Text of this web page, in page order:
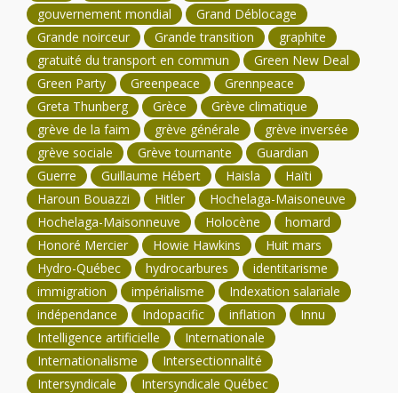
gouvernement mondial
Grand Déblocage
Grande noirceur
Grande transition
graphite
gratuité du transport en commun
Green New Deal
Green Party
Greenpeace
Grennpeace
Greta Thunberg
Grèce
Grève climatique
grève de la faim
grève générale
grève inversée
grève sociale
Grève tournante
Guardian
Guerre
Guillaume Hébert Haisla
Haïti
Haroun Bouazzi
Hitler
Hochelaga-Maisoneuve
Hochelaga-Maisonneuve
Holocène
homard
Honoré Mercier
Howie Hawkins
Huit mars
Hydro-Québec
hydrocarbures
identitarisme
immigration
impérialisme
Indexation salariale
indépendance
Indopacific inflation
Innu
Intelligence artificielle
Internationale
Internationalisme
Intersectionnalité
Intersyndicale
Intersyndicale Québec